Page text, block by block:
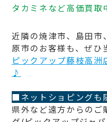
タカミネなど高価買
近隣の焼津市、島田市
原市のお客様も、ぜひ
ピックアップ藤枝高洲
♪
■ネットショピングも
県外など遠方からのご